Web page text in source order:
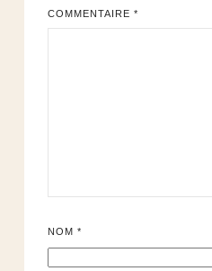
COMMENTAIRE *
NOM *